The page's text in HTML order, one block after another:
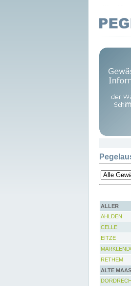
ALLER
AHLDEN
CELLE
EITZE
RETHEM
ALTE MAAS